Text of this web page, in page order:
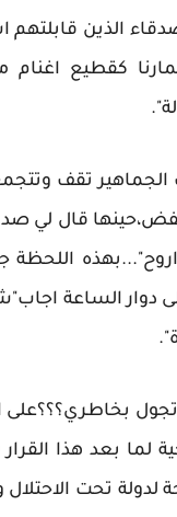
الذين
كقطيع اغنام
تقف
قال لي
اروح"...بهذه
دوار الساعة
بخاطري؟؟؟على
بعد هذا
لدولة تحت